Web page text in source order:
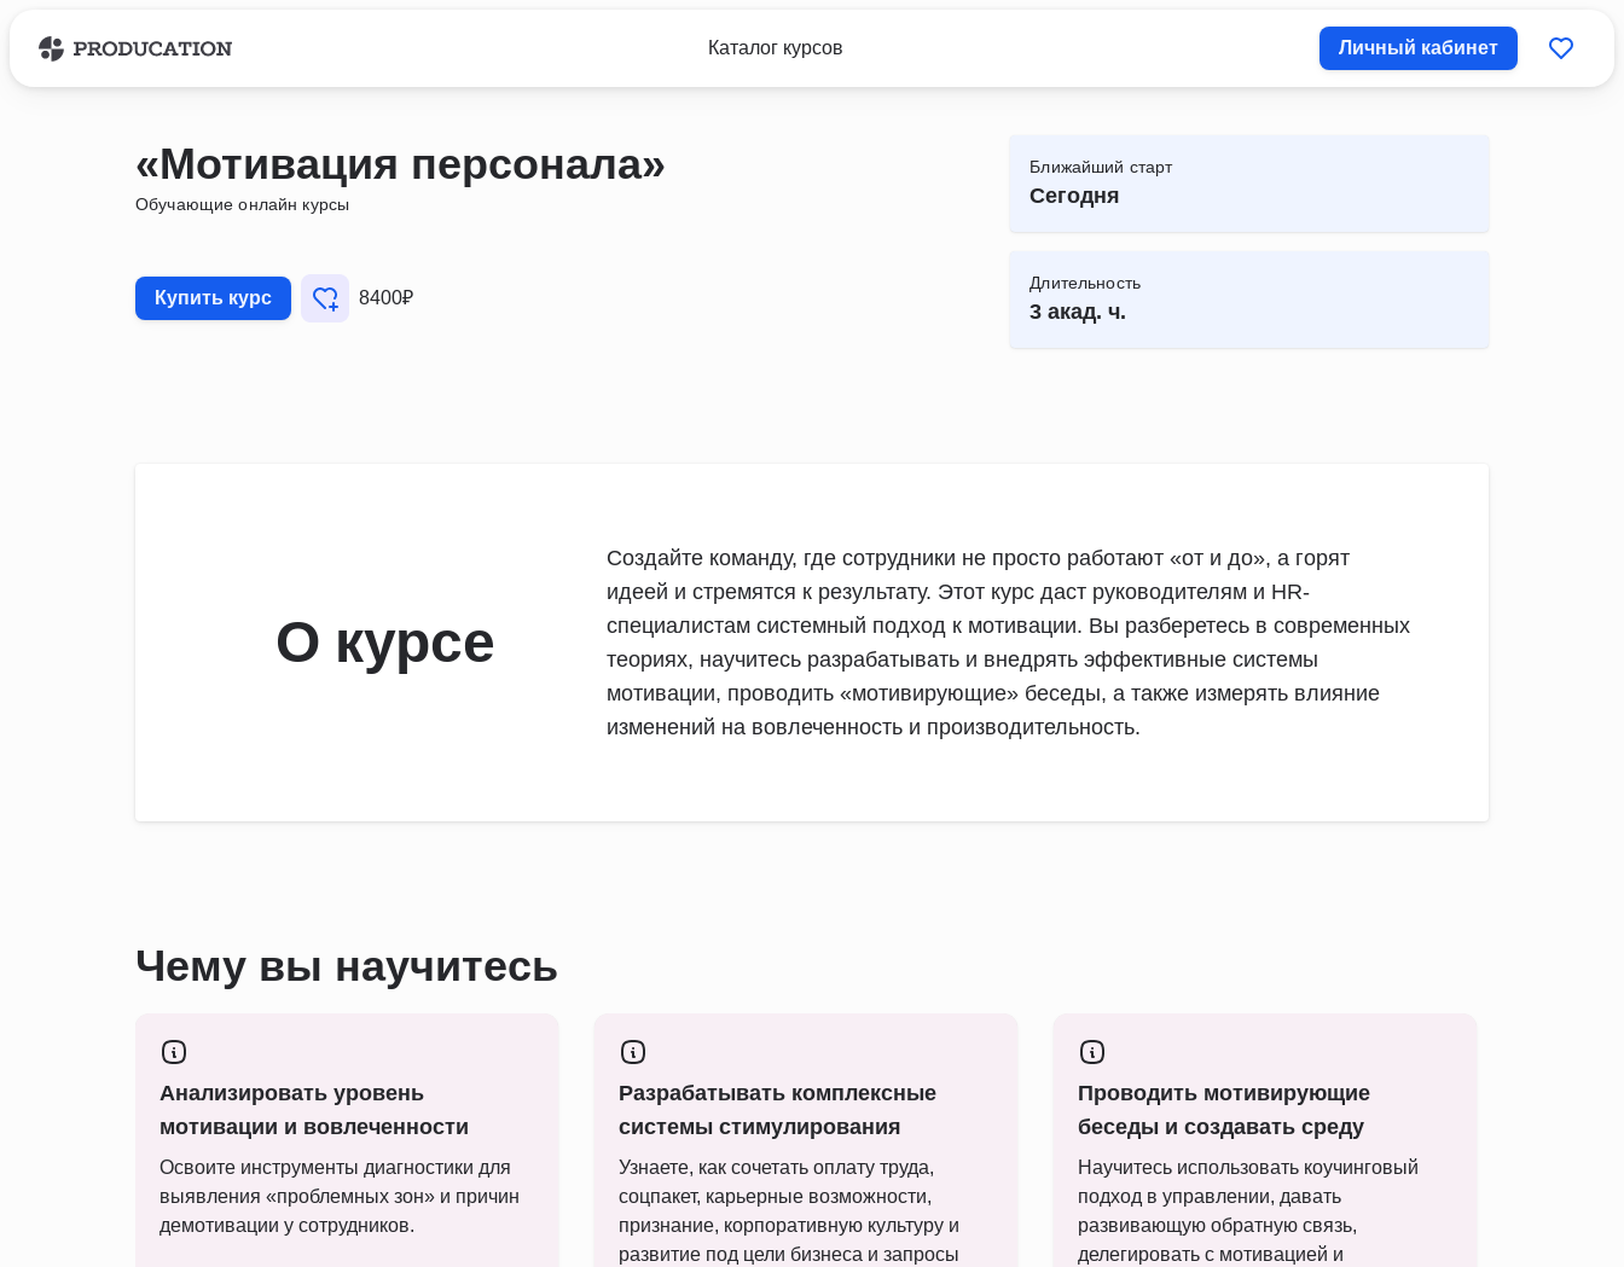
Каталог курсов Личный кабинет
«Мотивация персонала»
Обучающие онлайн курсы
Купить курс 8400₽
Ближайший старт
Сегодня
Длительность
3 акад. ч.
О курсе
Создайте команду, где сотрудники не просто работают «от и до», а горят
идеей и стремятся к результату. Этот курс даст руководителям и HR-
специалистам системный подход к мотивации. Вы разберетесь в современных
теориях, научитесь разрабатывать и внедрять эффективные системы
мотивации, проводить «мотивирующие» беседы, а также измерять влияние
изменений на вовлеченность и производительность.
Чему вы научитесь
Анализировать уровень
мотивации и вовлеченности
Освоите инструменты диагностики для
выявления «проблемных зон» и причин
демотивации у сотрудников.
Разрабатывать комплексные
системы стимулирования
Узнаете, как сочетать оплату труда,
соцпакет, карьерные возможности,
признание, корпоративную культуру и
развитие под цели бизнеса и запросы
Проводить мотивирующие
беседы и создавать среду
Научитесь использовать коучинговый
подход в управлении, давать
развивающую обратную связь,
делегировать с мотивацией и